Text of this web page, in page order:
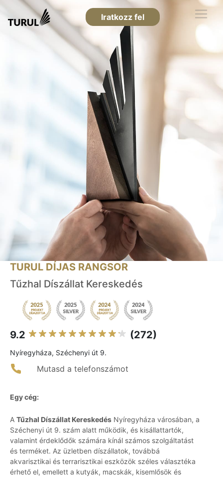
Iratkozz fel
TURUL DÍJAS RANGSOR
Tűzhal Díszállat Kereskedés
9.2 (272)
Nyíregyháza, Széchenyi út 9.
Mutasd a telefonszámot
Egy cég:
A Tűzhal Díszállat Kereskedés Nyíregyháza városában, a
Széchenyi út 9. szám alatt működik, és kisállattartók,
valamint érdeklődők számára kínál számos szolgáltatást
és terméket. Az üzletben díszállatok, továbbá
akvarisztikai és terrarisztikai eszközök széles választéka
érhető el, emellett a kutyák, macskák, kisemlősök és